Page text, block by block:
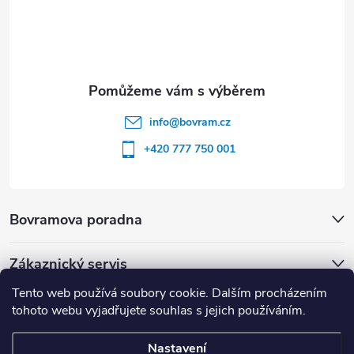
Tento web používá soubory cookie. Dalším procházením
tohoto webu vyjadřujete souhlas s jejich používáním.
Nastavení
Bovramova poradna
Zákaznický servis
info@bovram.cz
+420 777 750 001